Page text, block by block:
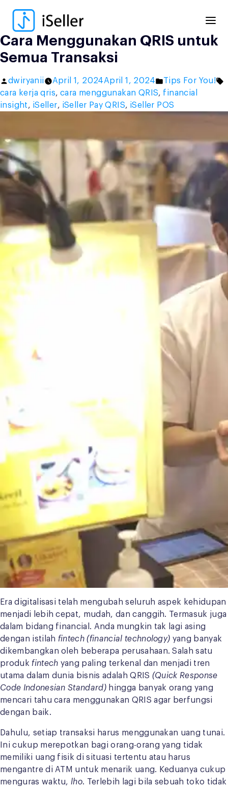
content
Cara Menggunakan QRIS untuk
Semua Transaksi
Posted
by
dwiryanii April 1, 2024April 1, 2024
Posted
in
Tips For You!
cara kerja qris, cara menggunakan QRIS, financial
insight, iSeller, iSeller Pay QRIS, iSeller POS
Era digitalisasi telah mengubah seluruh aspek kehidupan
menjadi lebih cepat, mudah, dan canggih. Termasuk juga
dalam bidang financial. Anda mungkin tak lagi asing
dengan istilah fintech (financial technology) yang banyak
dikembangkan oleh beberapa perusahaan. Salah satu
produk fintech yang paling terkenal dan menjadi tren
utama dalam dunia bisnis adalah QRIS (Quick Response
Code Indonesian Standard) hingga banyak orang yang
mencari tahu cara menggunakan QRIS agar berfungsi
dengan baik.
Dahulu, setiap transaksi harus menggunakan uang tunai.
Ini cukup merepotkan bagi orang-orang yang tidak
memiliki uang fisik di situasi tertentu atau harus
mengantre di ATM untuk menarik uang. Keduanya cukup
menguras waktu, lho. Terlebih lagi bila sebuah toko tidak